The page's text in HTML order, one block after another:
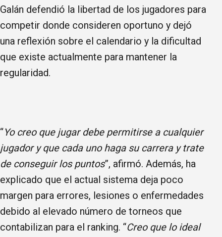
Galán defendió la libertad de los jugadores para
competir donde consideren oportuno y dejó
una reflexión sobre el calendario y la dificultad
que existe actualmente para mantener la
regularidad.
“Yo creo que jugar debe permitirse a cualquier
jugador y que cada uno haga su carrera y trate
de conseguir los puntos”, afirmó. Además, ha
explicado que el actual sistema deja poco
margen para errores, lesiones o enfermedades
debido al elevado número de torneos que
contabilizan para el ranking. “Creo que lo ideal